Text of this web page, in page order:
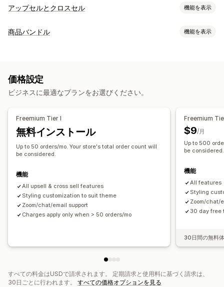
アップセルとクロスセル 機能を表示
カスタマイズ
カスタムCSS
商品アドオン
おすすめ商品
バンドル
AIによるおすすめ
定期購入のアップグレード
分析
おすすめ情報のパフォーマンス
商品バンドル 機能を表示
よく合わせて買われている商品
無料配送
一括価格設定
価格設定
ビジネスに最適なプランをお選びください。
Freemium Tier I
無料インストール
Up to 50 orders/mo. Your store's total order count will
be considered.
機能
All upsell & cross sell features
Styling customization to suit theme
Zoom/chat/email support
Charges apply only when > 50 orders/mo
Freemium
$9/月
Up to 500
be considered.
機能
All features
Styling
Zoom/chat/
30 day free
30日間の無料
すべての料金はUSDで請求されます。 定期請求と使用料に基づく請求は、
30日ごとに行われます。 すべての価格オプションを見る